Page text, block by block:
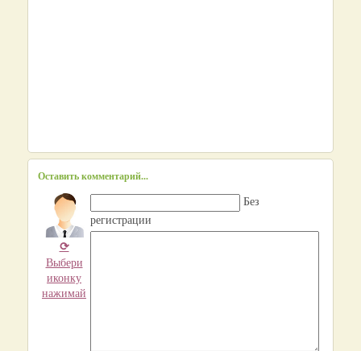
Оставить комментарий...
⟳
Выбери
иконку
нажимай
Без
регистрации